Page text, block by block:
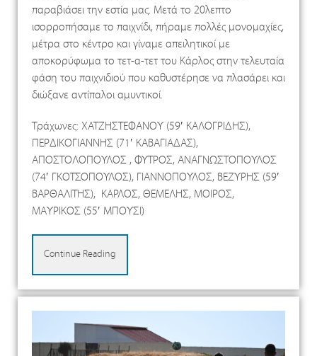
παραβιάσει την εστία μας. Μετά το 20λεπτο
ισορροπήσαμε το παιχνίδι, πήραμε πολλές μονομαχίες,
μέτρα στο κέντρο και γίναμε απειλητικοί με
αποκορύφωμα το τετ-α-τετ του Κάρλος στην τελευταία
φάση του παιχνιδιού που καθυστέρησε να πλασάρει και
διώξανε αντίπαλοι αμυντικοί.
Τράχωνες: ΧΑΤΖΗΣΤΕΦΑΝΟΥ (59′ ΚΑΛΟΓΡΙΔΗΣ),
ΠΕΡΔΙΚΟΓΙΑΝΝΗΣ (71′ ΚΑΒΑΓΙΑΔΑΣ),
ΑΠΟΣΤΟΛΟΠΟΥΛΟΣ , ΦΥΤΡΟΣ, ΑΝΑΓΝΩΣΤΟΠΟΥΛΟΣ
(74′ ΓΚΟΤΣΟΠΟΥΛΟΣ), ΓΙΑΝΝΟΠΟΥΛΟΣ, ΒΕΖΥΡΗΣ (59′
ΒΑΡΘΑΛΙΤΗΣ), ΚΑΡΛΟΣ, ΘΕΜΕΛΗΣ, ΜΟΙΡΟΣ,
ΜΑΥΡΙΚΟΣ (55′ ΜΠΟΥΣΙ)
Continue Reading